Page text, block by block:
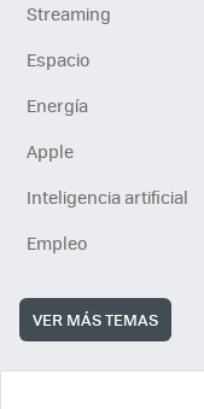
Streaming
Espacio
Energía
Apple
Inteligencia artificial
Empleo
VER MÁS TEMAS